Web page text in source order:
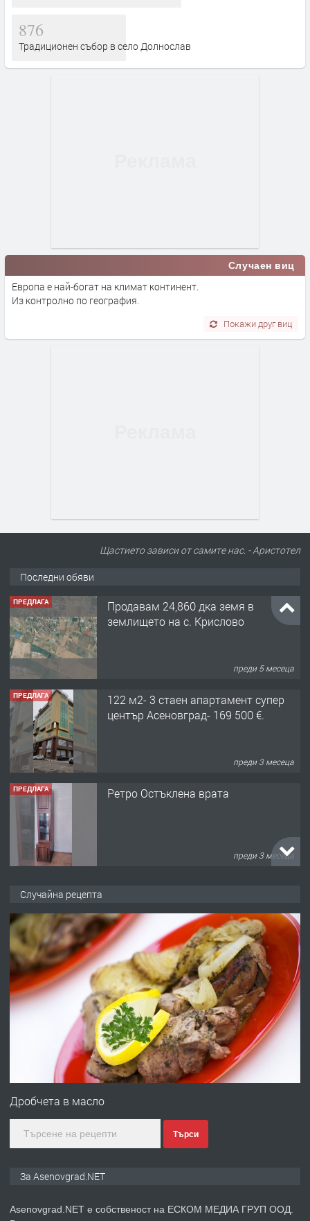
876
Традиционен събор в село Долнослав
Случаен виц
Европа е най-богат на климат континент.
Из контролно по география.
Покажи друг виц
Щастието зависи от самите нас. - Аристотел
Последни обяви
ПРЕДЛАГА
Продавам 24,860 дка земя в
землището на с. Крислово
преди 5 месеца
ПРЕДЛАГА
122 м2- 3 стаен апартамент супер
център Асеновград- 169 500 €.
преди 3 месеца
ПРЕДЛАГА Ретро Остъклена врата
преди 3 месеца
преди 10 месеца
ПРЕДЛАГА
Професионална броячна машина -
със сертификат от ЕЦБ
преди 1 година
Професионална зеленчукорезачка
Случайна рецепта
Дробчета в масло
Търси
За Asenovgrad.NET
Asenovgrad.NET е собственост на ЕСКОМ МЕДИА ГРУП ООД.